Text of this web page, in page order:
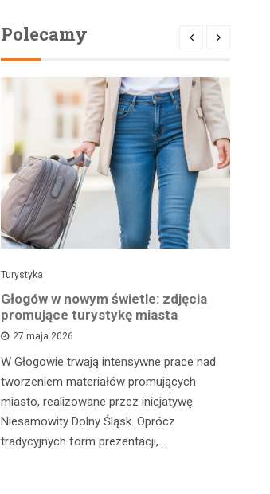
Polecamy
Turystyka
Głogów w nowym świetle: zdjęcia
promujące turystykę miasta
27 maja 2026
W Głogowie trwają intensywne prace nad
tworzeniem materiałów promujących
miasto, realizowane przez inicjatywę
Niesamowity Dolny Śląsk. Oprócz
tradycyjnych form prezentacji,…